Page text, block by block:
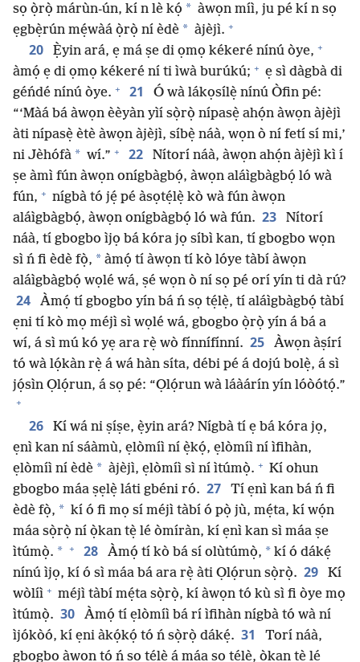
sọ ọ̀rọ̀ márùn-ún, kí n lè kọ́ * àwọn míì, ju pé kí n sọ
ẹgbẹ̀rún mẹ́wàá ọ̀rọ̀ ní èdè * àjèjì. +
20 Ẹ̀yin ará, ẹ má ṣe di ọmọ kékeré nínú òye, +
àmọ́ ẹ di ọmọ kékeré ní ti ìwà burúkú; + ẹ sì dàgbà di
géńdé nínú òye. + 21
Ó wà lákọsílẹ̀ nínú Òfin pé:
“‘Màá bá àwọn èèyàn yìí sọ̀rọ̀ nípasẹ̀ ahọ́n àwọn àjèjì
àti nípasẹ̀ ètè àwọn àjèjì, síbẹ̀ náà, wọn ò ní fetí sí mi,’
ni Jèhófà * wí.” + 22
Nítorí náà, àwọn ahọ́n àjèjì kì í
ṣe àmì fún àwọn onígbàgbọ́, àwọn aláìgbàgbọ́ ló wà
fún, + nígbà tó jẹ́ pé àsọtẹ́lẹ̀ kò wà fún àwọn
aláìgbàgbọ́, àwọn onígbàgbọ́ ló wà fún. 23
Nítorí
náà, tí gbogbo ìjọ bá kóra jọ síbì kan, tí gbogbo wọn
sì ń fi èdè fọ̀, * àmọ́ tí àwọn tí kò lóye tàbí àwọn
aláìgbàgbọ́ wọlé wá, ṣé wọn ò ní sọ pé orí yín ti dà rú?
24
Àmọ́ tí gbogbo yín bá ń sọ tẹ́lẹ̀, tí aláìgbàgbọ́ tàbí
ẹni tí kò mọ méjì sì wọlé wá, gbogbo ọ̀rọ̀ yín á bá a
wí, á sì mú kó yẹ ara rẹ̀ wò fínnífínní. 25
Àwọn àṣírí
tó wà lọ́kàn rẹ̀ á wá hàn síta, débi pé á dojú bolẹ̀, á sì
jọ́sìn Ọlọ́run, á sọ pé: “Ọlọ́run wà láàárín yín lóòótọ́.”
+
26
Kí wá ni ṣíṣe, ẹ̀yin ará? Nígbà tí ẹ bá kóra jọ,
ẹnì kan ní sáàmù, ẹlòmíì ní ẹ̀kọ́, ẹlòmíì ní ìfihàn,
ẹlòmíì ní èdè * àjèjì, ẹlòmíì sì ní ìtúmọ̀. + Kí ohun
gbogbo máa ṣẹlẹ̀ láti gbéni ró. 27
Tí ẹnì kan bá ń fi
èdè fọ̀, * kí ó fi mọ sí méjì tàbí ó pọ̀ jù, mẹ́ta, kí wọ́n
máa sọ̀rọ̀ ní ọ̀kan tẹ̀ lé òmíràn, kí ẹnì kan sì máa ṣe
ìtúmọ̀. * + 28 Àmọ́ tí kò bá sí olùtúmọ̀, * kí ó dákẹ́
nínú ìjọ, kí ó sì máa bá ara rẹ̀ àti Ọlọ́run sọ̀rọ̀. 29
Kí
wòlíì + méjì tàbí mẹ́ta sọ̀rọ̀, kí àwọn tó kù sì fi òye mọ
ìtúmọ̀. 30
Àmọ́ tí ẹlòmíì bá rí ìfihàn nígbà tó wà ní
ìjókòó, kí ẹni àkọ́kọ́ tó ń sọ̀rọ̀ dákẹ́. 31
Torí náà,
gbogbo àwọn tó ń sọ tẹ́lẹ̀ á máa sọ tẹ́lẹ̀, ọ̀kan tẹ̀ lé